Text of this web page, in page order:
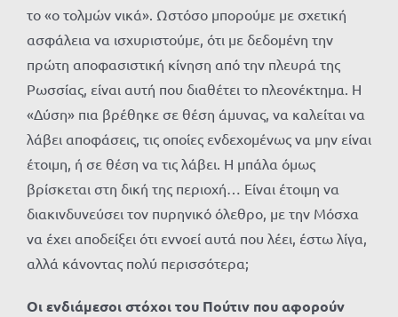
το «ο τολμών νικά». Ωστόσο μπορούμε με σχετική
ασφάλεια να ισχυριστούμε, ότι με δεδομένη την
πρώτη αποφασιστική κίνηση από την πλευρά της
Ρωσσίας, είναι αυτή που διαθέτει το πλεονέκτημα. Η
«Δύση» πια βρέθηκε σε θέση άμυνας, να καλείται να
λάβει αποφάσεις, τις οποίες ενδεχομένως να μην είναι
έτοιμη, ή σε θέση να τις λάβει. Η μπάλα όμως
βρίσκεται στη δική της περιοχή… Είναι έτοιμη να
διακινδυνεύσει τον πυρηνικό όλεθρο, με την Μόσχα
να έχει αποδείξει ότι εννοεί αυτά που λέει, έστω λίγα,
αλλά κάνοντας πολύ περισσότερα;
Οι ενδιάμεσοι στόχοι του Πούτιν που αφορούν